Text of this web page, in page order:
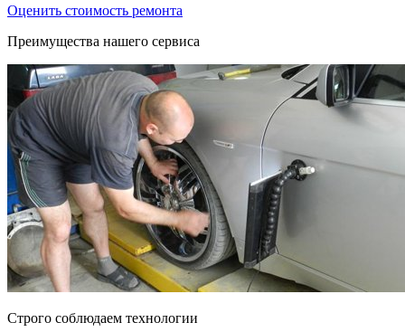
Оценить стоимость ремонта
Преимущества нашего сервиса
Строго соблюдаем технологии